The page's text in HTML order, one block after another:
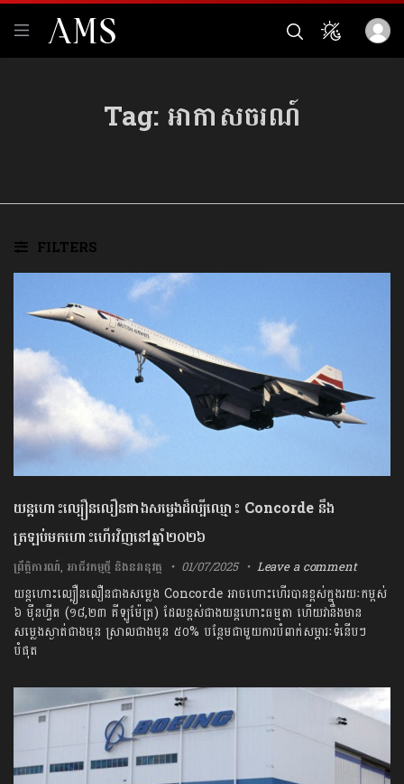
Tag:អាកាសចរណ៍
FILTERS
យន្តហោះល្បឿនលឿនជាងសម្លេងដ៏ល្បីឈ្មោះ Concorde នឹង
ត្រឡប់មកហោះហើរវិញនៅឆ្នាំ២០២៦
ព្រឹត្តិការណ៍, អាជីវកម្មថ្មី និងនវានុវត្ត 01/07/2025 Leave a comment
យន្ដហោះល្បឿនលឿនជាងសម្លេង Concorde អាចហោះហើរបានខ្ពស់ក្នុងរយៈកម្ពស់
៦ ម៉ឺនហ្វីត (១៨,២៣ គីឡូម៉ែត្រ) ដែលខ្ពស់ជាងយន្តហោះធម្មតា ហើយវានឹងមាន
សម្លេងស្ងាត់ជាងមុន ស្រាលជាងមុន ៥០% បន្ថែមជាមួយការបំពាក់សម្ភារៈទំនើបៗ
បំផុត